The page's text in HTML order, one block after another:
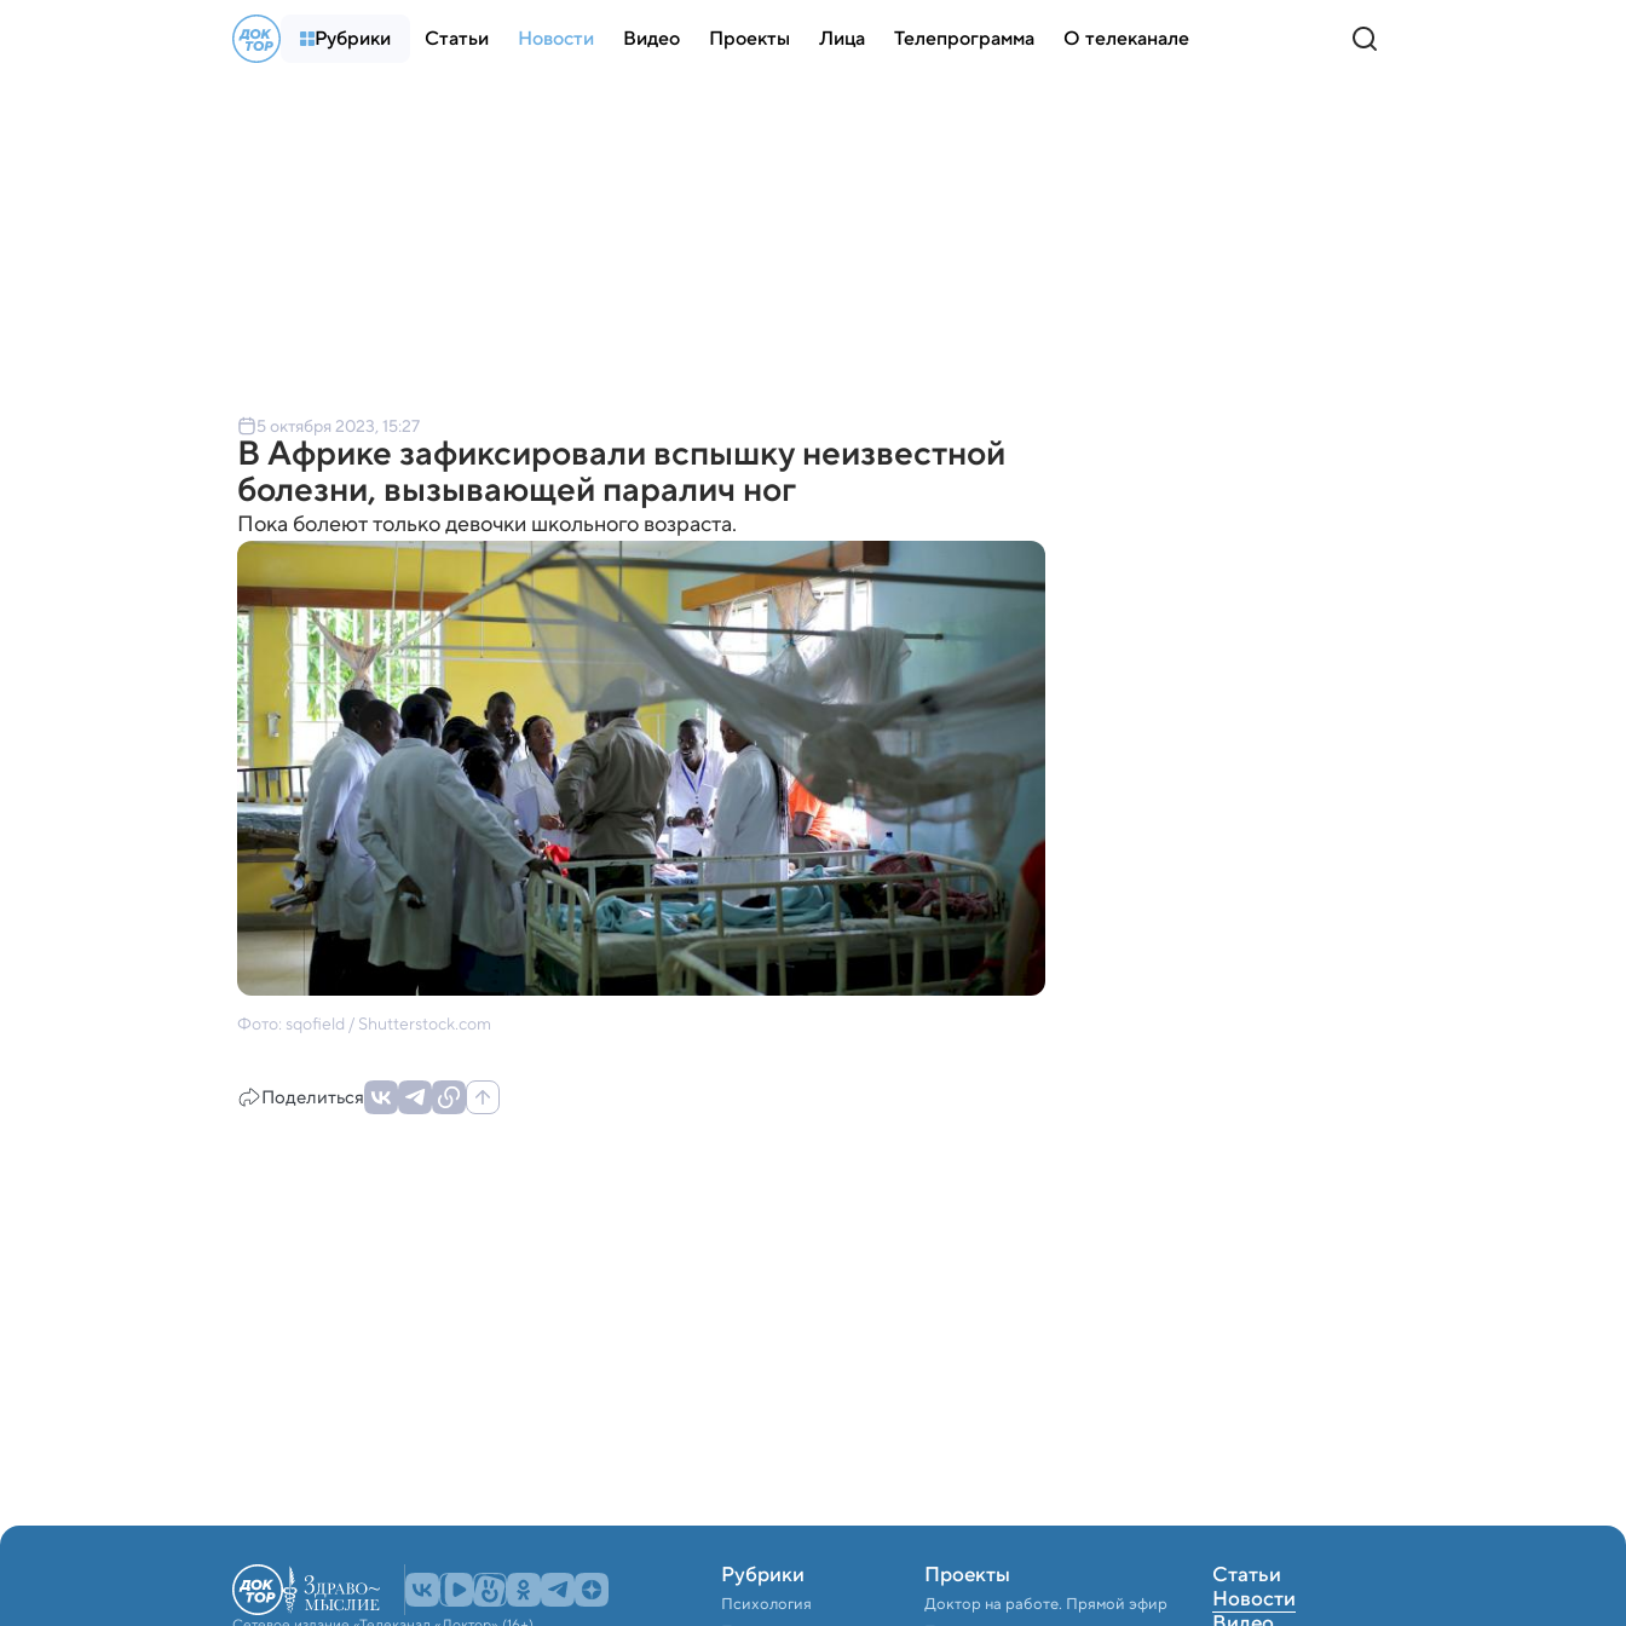
Рубрики Статьи Новости Видео Проекты Лица Телепрограмма О телеканале
5 октября 2023, 15:27
В Африке зафиксировали вспышку неизвестной
болезни, вызывающей паралич ног
Пока болеют только девочки школьного возраста.
Фото: sqofield / Shutterstock.com
Поделиться
Рубрики
Психология
Проекты
Доктор на работе. Прямой эфир
Статьи
Новости